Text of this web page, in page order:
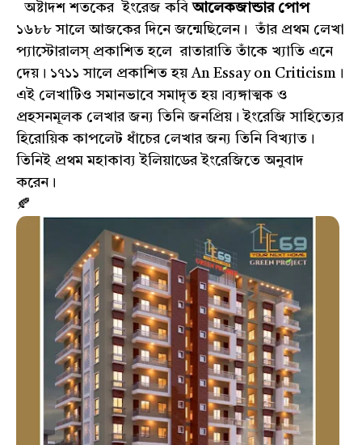
অষ্টাদশ শতকের ইংরেজ কবিআলেকজান্ডার পোপ
১৬৮৮ সালে আজকের দিনে জন্মেছিলেন। তাঁর প্রথম লেখা
প্যাস্টোরালস্ প্রকাশিত হলে রাতারাতি তাঁকে খ্যাতি এনে
দেয়। ১৭১১ সালে প্রকাশিত হয় An Essay on Criticism।
এই লেখাটিও সমানভাবে সমাদৃত হয়।ব্যঙ্গাত্মক ও
প্রহসনমূলক লেখার জন্য তিনি জনপ্রিয়। ইংরেজি সাহিত্যের
হিরোয়িক কাপলেট ধাঁচের লেখার জন্য তিনি বিখ্যাত।
তিনিই প্রথম মহাকাব্য ইলিয়াডের ইংরেজিতে অনুবাদ
করেন।
🍂